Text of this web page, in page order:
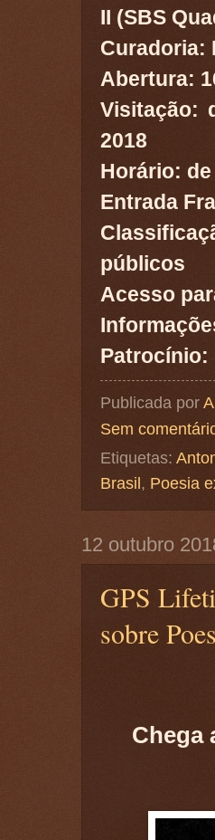
II (SBS
Curadoria:
Abertura:
Visitação:
2018
Horário:
Entrada
públicos
Acesso
Patrocínio:
Publicada por
Sem
Etiquetas:
Brasil, Poesia
12 outubro
GPS
sobre
Chega